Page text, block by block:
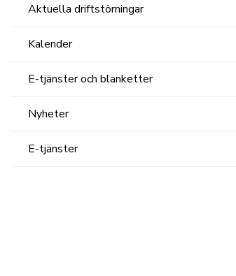
Aktuella driftstörningar
Kalender
E-tjänster och blanketter
Nyheter
E-tjänster